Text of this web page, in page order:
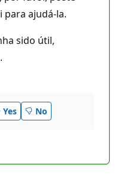
para ajudá-la.
sido útil,
Yes No